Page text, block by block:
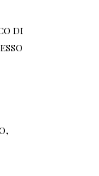
DI